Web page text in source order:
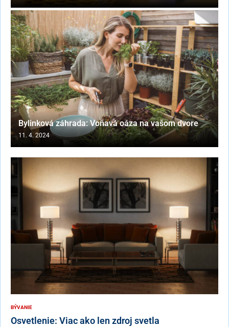
Bylinková záhrada: Voňavá oáza na vašom dvore
11. 4. 2024
BÝVANIE
Osvetlenie: Viac ako len zdroj svetla